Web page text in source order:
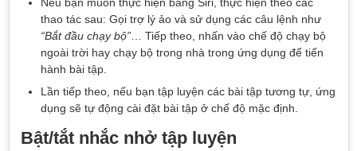
Nếu bạn muốn thực hiện bằng Siri, thực hiện theo các
thao tác sau: Gọi trợ lý ảo và sử dụng các câu lệnh như
“Bắt đầu chạy bộ”… Tiếp theo, nhấn vào chế độ chạy bộ
ngoài trời hay chạy bộ trong nhà trong ứng dụng để tiến
hành bài tập.
Lần tiếp theo, nếu bạn tập luyện các bài tập tương tự, ứng
dụng sẽ tự động cài đặt bài tập ở chế độ mặc định.
Bật/tắt nhắc nhở tập luyện